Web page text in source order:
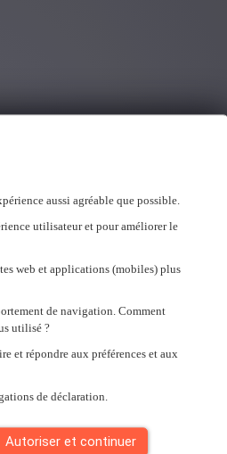
aussi agréable que possible.
utilisateur et pour améliorer le
web et applications (mobiles) plus
de navigation. Comment
utilisé ?
et répondre aux préférences et aux
de déclaration.
Autoriser et continuer
offre d'emploi
n'êtes plus connecté.
plus tard.Fermer